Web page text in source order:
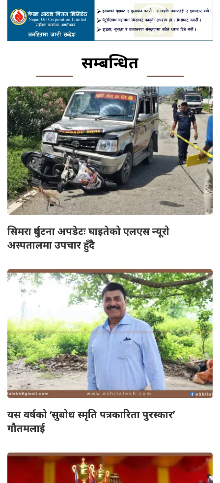
सम्बन्धित
सिमरा दुर्घटना अपडेटः घाइतेको एलएस न्यूरो
अस्पतालमा उपचार हुँदै
यस वर्षको ‘सुबोध स्मृति पत्रकारिता पुरस्कार’
गौतमलाई